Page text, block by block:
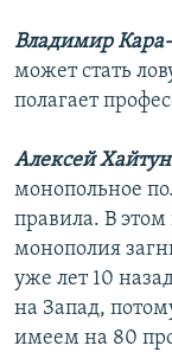
Владимир
может стать
полагает
Алексей
монопольное
правила. В
монополия
уже лет 10
на Запад,
имеем на 80